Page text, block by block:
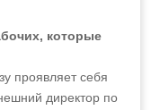
которые
проявляет себя
директор по